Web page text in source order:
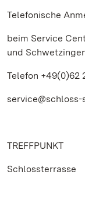
Telefonische
beim Service
und
Telefon +49(0)62
TREFFPUNKT
Schlossterrasse